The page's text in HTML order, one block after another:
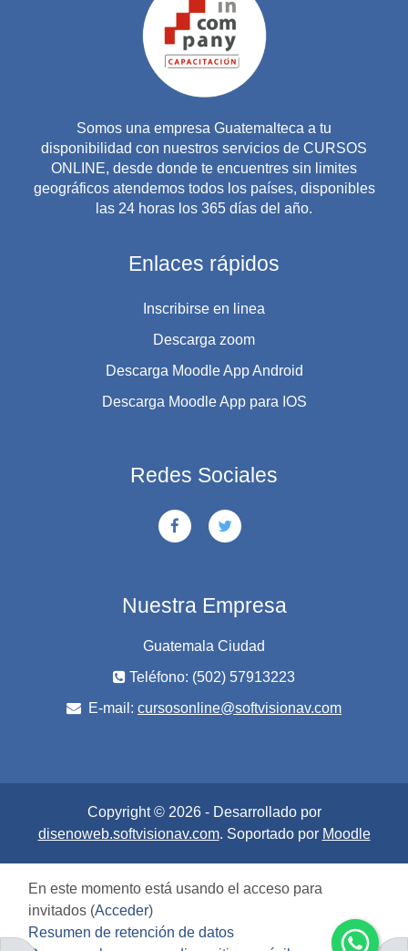
Somos una empresa Guatemalteca a tu
disponibilidad con nuestros servicios de CURSOS
ONLINE, desde donde te encuentres sin limites
geográficos atendemos todos los países, disponibles
las 24 horas los 365 días del año.
Enlaces rápidos
Inscribirse en linea
Descarga zoom
Descarga Moodle App Android
Descarga Moodle App para IOS
Redes Sociales
Nuestra Empresa
Guatemala Ciudad
Teléfono: (502) 57913223
E-mail: cursosonline@softvisionav.com
Copyright © 2026 - Desarrollado por
disenoweb.softvisionav.com. Soportado por Moodle
En este momento está usando el acceso para
invitados (Acceder)
Resumen de retención de datos